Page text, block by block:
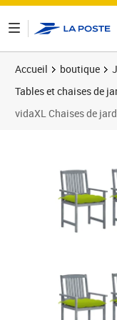
Accueil boutique
Tables et chaises de
vidaXL Chaises de